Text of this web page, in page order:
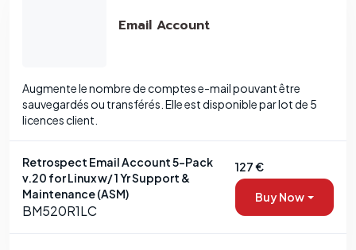
Email Account
Augmente le nombre de comptes e-mail pouvant être
sauvegardés ou transférés. Elle est disponible par lot de 5
licences client.
Retrospect Email Account 5-Pack
v.20 for Linux w/ 1 Yr Support &
Maintenance (ASM)
BM520R1LC
127 €
Buy Now